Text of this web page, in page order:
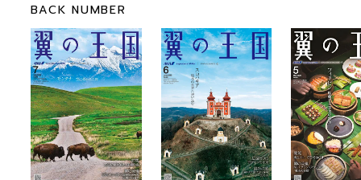
BACK NUMBER